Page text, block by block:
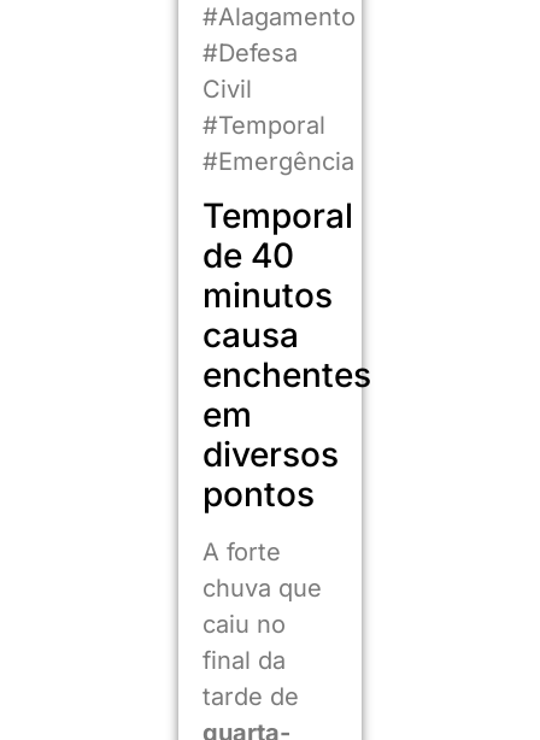
#Alagamento
#Defesa
Civil
#Temporal
#Emergência
Temporal
de 40
minutos
causa
enchentes
em
diversos
pontos
A forte
chuva que
caiu no
final da
tarde de
quarta-